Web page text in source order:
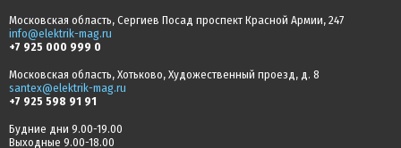
Московская область, Сергиев Посад проспект Красной Армии, 247
info@elektrik-mag.ru
+7 925 000 999 0
Московская область, Хотьково, Художественный проезд, д. 8
santex@elektrik-mag.ru
+7 925 598 91 91
Будние дни 9.00-19.00
Выходные 9.00-18.00